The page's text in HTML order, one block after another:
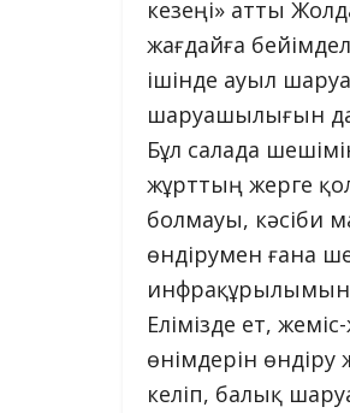
кезеңі» атты
жағдайға
ішінде ауыл
шаруашылығын
Бұл салада
жұрттың жерге
болмауы, кәсіби
өндірумен ғана
инфрақұрылымын
Елімізде ет,
өнімдерін
келіп, балық